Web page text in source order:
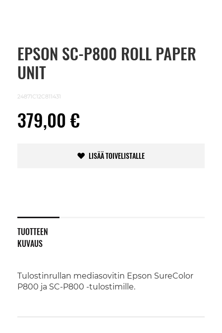
EPSON SC-P800 ROLL PAPER
UNIT
24871C12C811431
379,00 €
LISÄÄ TOIVELISTALLE
TUOTTEEN
KUVAUS
Tulostinrullan mediasovitin Epson SureColor
P800 ja SC-P800 -tulostimille.
Skip
beginning
images